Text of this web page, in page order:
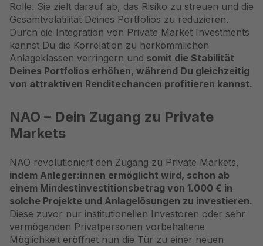
Rolle. Sie zielt darauf ab, das Risiko zu streuen und die
Gesamtvolatilität Deines Portfolios zu reduzieren.
Durch die Integration von Private Market Investments
kannst Du die Korrelation zu herkömmlichen
Anlageklassen verringern und somit die Stabilität
Deines Portfolios erhöhen, während Du gleichzeitig
von attraktiven Renditechancen profitieren kannst.
NAO – Dein Zugang zu Private
Markets
NAO revolutioniert den Zugang zu Private Markets,
indem Anleger:innen ermöglicht wird, schon ab
einem Mindestinvestitionsbetrag von 1.000 € in
solche Projekte und Anlagelösungen zu investieren.
Diese zuvor nur institutionellen Investoren oder sehr
vermögenden Privatpersonen vorbehaltene
Möglichkeit eröffnet nun die Tür zu einer neuen